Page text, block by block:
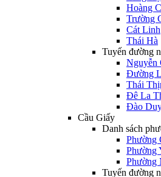
Hoàng
Trường
Cát Linh
Thái Hà
Tuyến đường
Nguyễn
Đường
Thái
Đê La
Đào
Cầu Giấy
Danh sách
Phường
Phường
Phường
Tuyến đường